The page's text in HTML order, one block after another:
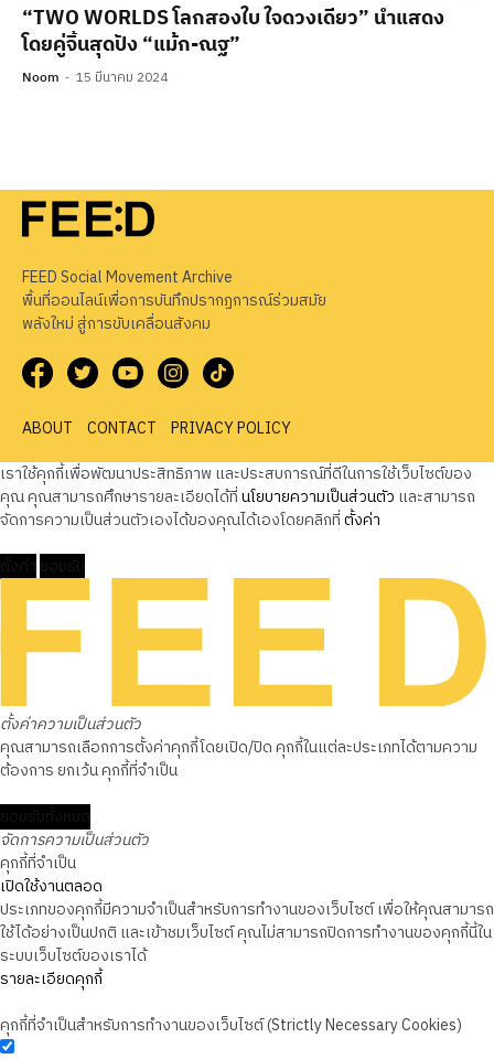
“TWO WORLDS โลกสองใบ ใจดวงเดียว” นำแสดง
โดยคู่จิ้นสุดปัง “แม้ก-ณฐ”
Noom 15 มีนาคม 2024
FEED Social Movement Archive
พื้นที่ออนไลน์เพื่อการบันทึกปรากฏการณ์ร่วมสมัย
พลังใหม่ สู่การขับเคลื่อนสังคม
ABOUT CONTACT
PRIVACY POLICY
เราใช้คุกกี้เพื่อพัฒนาประสิทธิภาพ และประสบการณ์ที่ดีในการใช้เว็บไซต์ของ
คุณ คุณสามารถศึกษารายละเอียดได้ที่นโยบายความเป็นส่วนตัว และสามารถ
จัดการความเป็นส่วนตัวเองได้ของคุณได้เองโดยคลิกที่ตั้งค่า
ตั้งค่าความเป็นส่วนตัว
คุณสามารถเลือกการตั้งค่าคุกกี้โดยเปิด/ปิด คุกกี้ในแต่ละประเภทได้ตามความ
ต้องการ ยกเว้น คุกกี้ที่จำเป็น
จัดการความเป็นส่วนตัว
คุกกี้ที่จำเป็น
เปิดใช้งานตลอด
ประเภทของคุกกี้มีความจำเป็นสำหรับการทำงานของเว็บไซต์ เพื่อให้คุณสามารถ
ใช้ได้อย่างเป็นปกติ และเข้าชมเว็บไซต์ คุณไม่สามารถปิดการทำงานของคุกกี้นี้ใน
ระบบเว็บไซต์ของเราได้
รายละเอียดคุกกี้
คุกกี้ที่จำเป็นสำหรับการทำงานของเว็บไซต์ (Strictly Necessary Cookies)